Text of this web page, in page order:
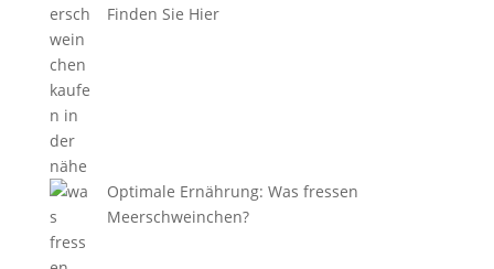
Finden Sie Hier
Optimale Ernährung: Was fressen
Meerschweinchen?